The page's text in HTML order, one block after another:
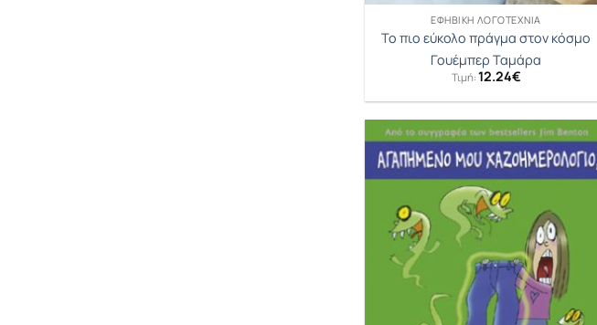
ΕΦΗΒΙΚΉ ΛΟΓΟΤΕΧΝΊΑ
Το πιο εύκολο πράγμα στον κόσμο
Γουέμπερ Ταμάρα
Τιμή:12.24€